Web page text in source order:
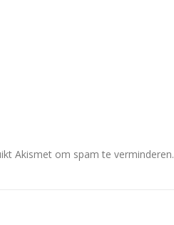
Akismet om spam te verminderen.